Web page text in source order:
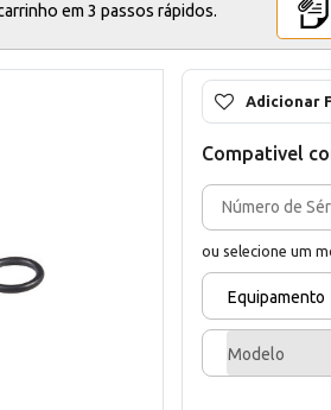
em 3 passos rápidos.
Adicionar
Compativel
ou selecione um
Equipamento
Modelo